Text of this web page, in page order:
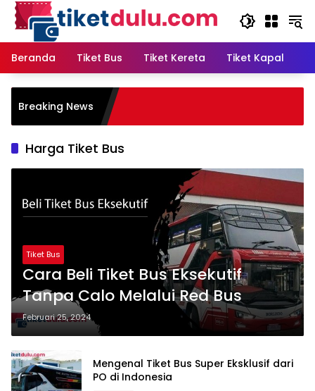
Langsung
Beranda
Tiket Bus Tiket Kereta Tiket Kapal
Breaking News
Sari Yogyakarta
Harga Tiket Bus
Tiket Bus
Cara Beli Tiket Bus Eksekutif
Tanpa Calo Melalui Red Bus
Februari 25, 2024
Mengenal Tiket Bus Super Eksklusif dari
PO di Indonesia